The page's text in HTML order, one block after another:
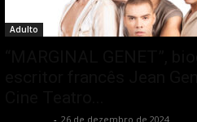
Adulto
- 26 de dezembro de 2024